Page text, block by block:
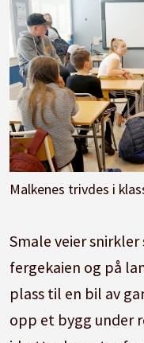
Malkenes trivdes i klasserommet på Hauge
Smale veier
fergekaien og på
plass til en bil av
opp et bygg under